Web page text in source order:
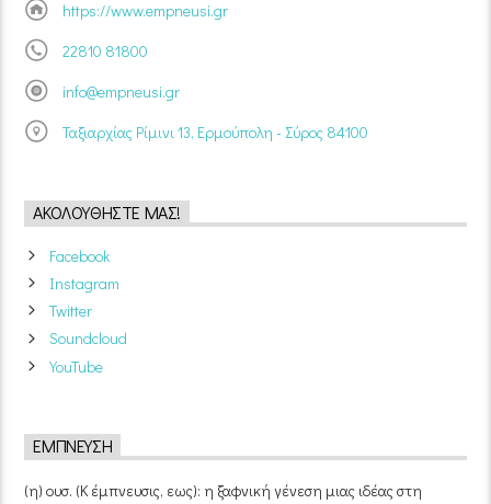
https://www.empneusi.gr
22810 81800
info@empneusi.gr
Ταξιαρχίας Ρίμινι 13, Ερμούπολη - Σύρος 84100
ΑΚΟΛΟΥΘΉΣΤΕ ΜΑΣ!
Facebook
Instagram
Twitter
Soundcloud
YouTube
ΈΜΠΝΕΥΣΗ
(η) ουσ. (Κ έμπνευσις, εως): η ξαφνική γένεση μιας ιδέας στη